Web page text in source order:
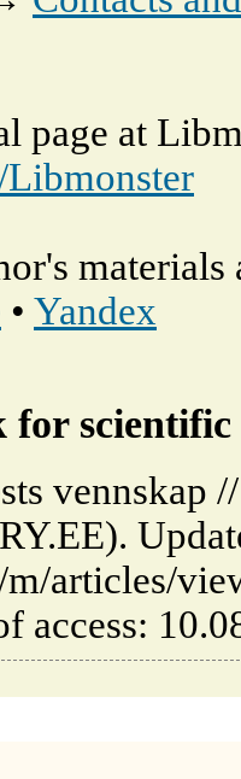
page at
materials
• Yandex
for
vennskap
articles/
access: